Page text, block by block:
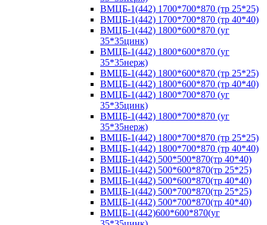
ВМЦБ-1(442) 1700*700*870 (тр 25*25)
ВМЦБ-1(442) 1700*700*870 (тр 40*40)
ВМЦБ-1(442) 1800*600*870 (уг
35*35цинк)
ВМЦБ-1(442) 1800*600*870 (уг
35*35нерж)
ВМЦБ-1(442) 1800*600*870 (тр 25*25)
ВМЦБ-1(442) 1800*600*870 (тр 40*40)
ВМЦБ-1(442) 1800*700*870 (уг
35*35цинк)
ВМЦБ-1(442) 1800*700*870 (уг
35*35нерж)
ВМЦБ-1(442) 1800*700*870 (тр 25*25)
ВМЦБ-1(442) 1800*700*870 (тр 40*40)
ВМЦБ-1(442) 500*500*870(тр 40*40)
ВМЦБ-1(442) 500*600*870(тр 25*25)
ВМЦБ-1(442) 500*600*870(тр 40*40)
ВМЦБ-1(442) 500*700*870(тр 25*25)
ВМЦБ-1(442) 500*700*870(тр 40*40)
ВМЦБ-1(442)600*600*870(уг